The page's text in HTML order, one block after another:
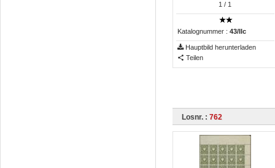
1 / 1
Katalognummer : 43/IIc
Hauptbild herunterladen
Teilen
Losnr. : 762